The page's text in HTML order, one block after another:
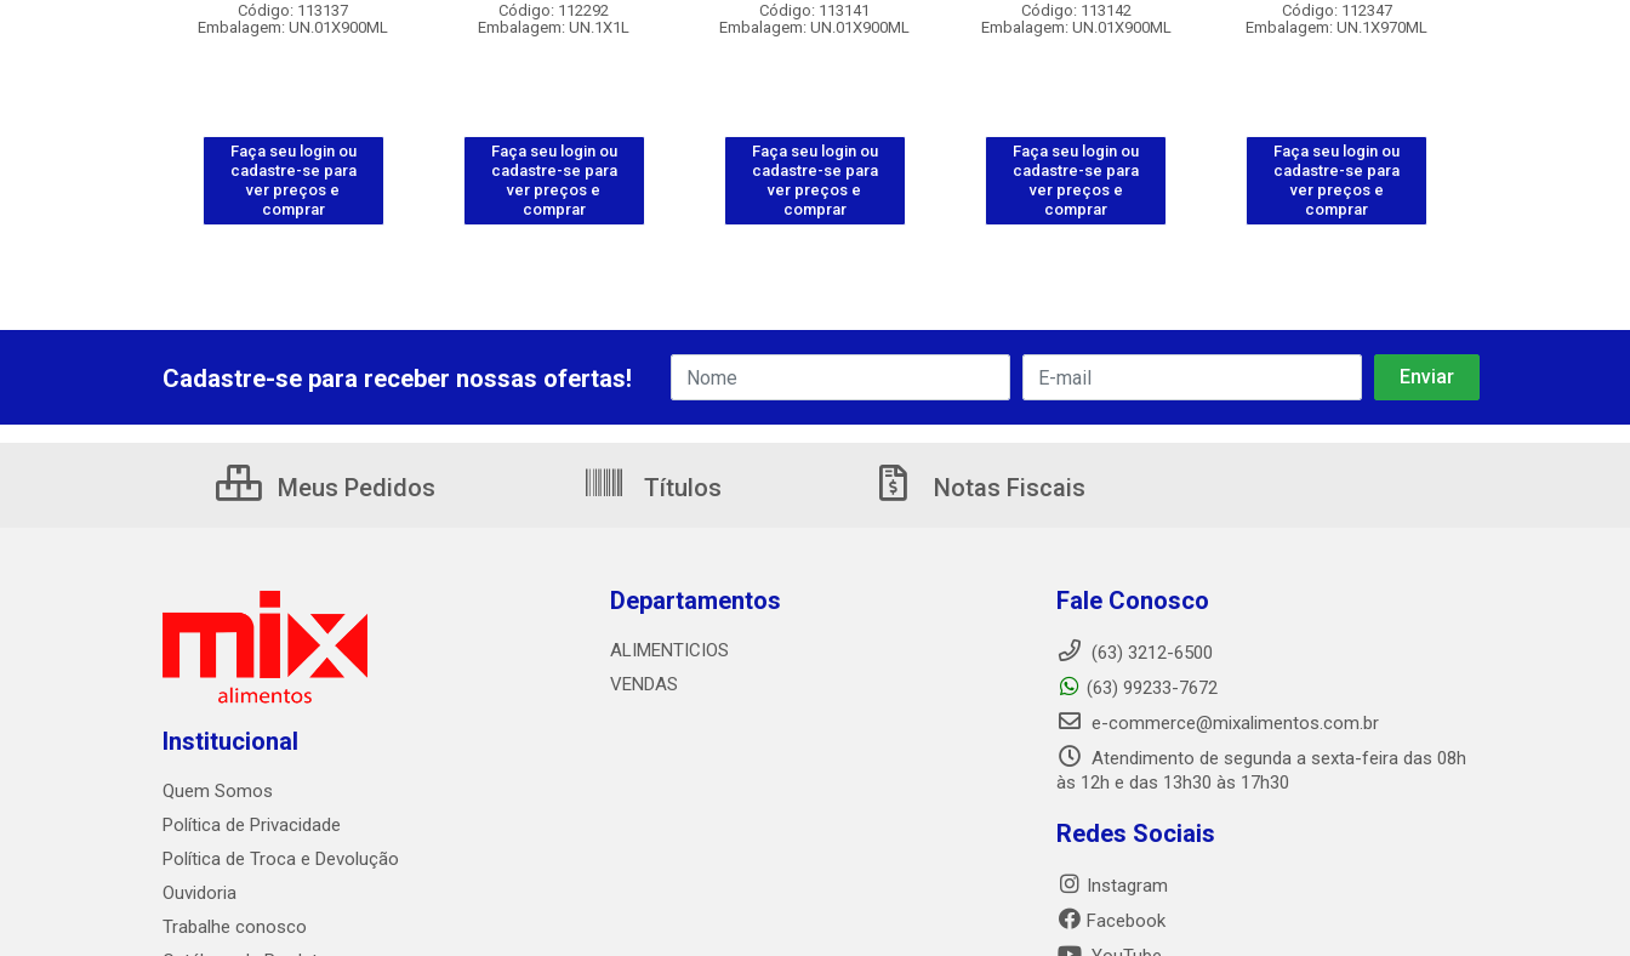
Código: 113137
Embalagem: UN.01X900ML
Faça seu login ou
cadastre-se para
ver preços e
comprar
Código: 112292
Embalagem: UN.1X1L
Faça seu login ou
cadastre-se para
ver preços e
comprar
Código: 113141
Embalagem: UN.01X900ML
Faça seu login ou
cadastre-se para
ver preços e
comprar
Código: 113142
Embalagem: UN.01X900ML
Faça seu login ou
cadastre-se para
ver preços e
comprar
Código: 112347
Embalagem: UN.1X970ML
Faça seu login ou
cadastre-se para
ver preços e
comprar
Cadastre-se para receber nossas ofertas!
Meus Pedidos Títulos Notas Fiscais
Institucional
Quem Somos
Política de Privacidade
Política de Troca e Devolução
Ouvidoria
Trabalhe conosco
Departamentos
ALIMENTICIOS
VENDAS
Fale Conosco
(63) 3212-6500
(63) 99233-7672
e-commerce@mixalimentos.com.br
Atendimento de segunda a sexta-feira das 08h
às 12h e das 13h30 às 17h30
Redes Sociais
Instagram
Facebook